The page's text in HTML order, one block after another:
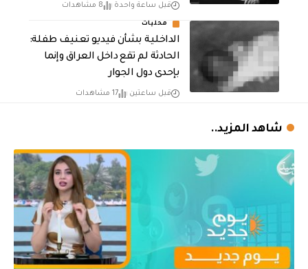
قبل ساعة واحدة 8 مشاهدات
محليات
الداخلية بشأن فيديو تعنيف طفلة:
الحادثة لم تقع داخل العراق وإنما
بإحدى دول الجوار
قبل ساعتين 17 مشاهدات
شاهد المزيد..